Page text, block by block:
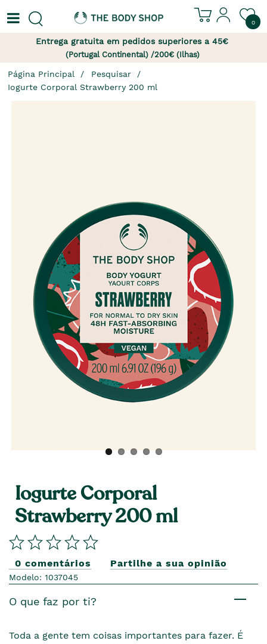
0
Entrega gratuita em pedidos superiores a 45€
(Portugal Continental) /200€ (Ilhas)
Página Principal
Pesquisar
Iogurte Corporal Strawberry 200 ml
Iogurte Corporal
Strawberry 200 ml
0 comentários Partilhe a sua opinião
Modelo: 1037045
O que faz por ti?
Toda a gente tem coisas importantes para fazer. É